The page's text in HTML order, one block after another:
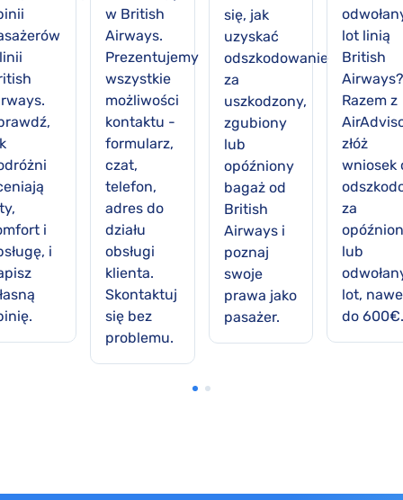
i
i
w British
Airways.
Prezentujemy
wszystkie
możliwości
kontaktu -
formularz,
czat,
telefon,
adres do
działu
obsługi
klienta.
Skontaktuj
się bez
problemu.
się, jak
uzyskać
odszkodowanie
za
uszkodzony,
zgubiony
lub
opóźniony
bagaż od
British
Airways i
poznaj
swoje
prawa jako
pasażer.
lot linią
British
Airways?
Razem z
złóż
wniosek
za
lub
lot,
do 600€.